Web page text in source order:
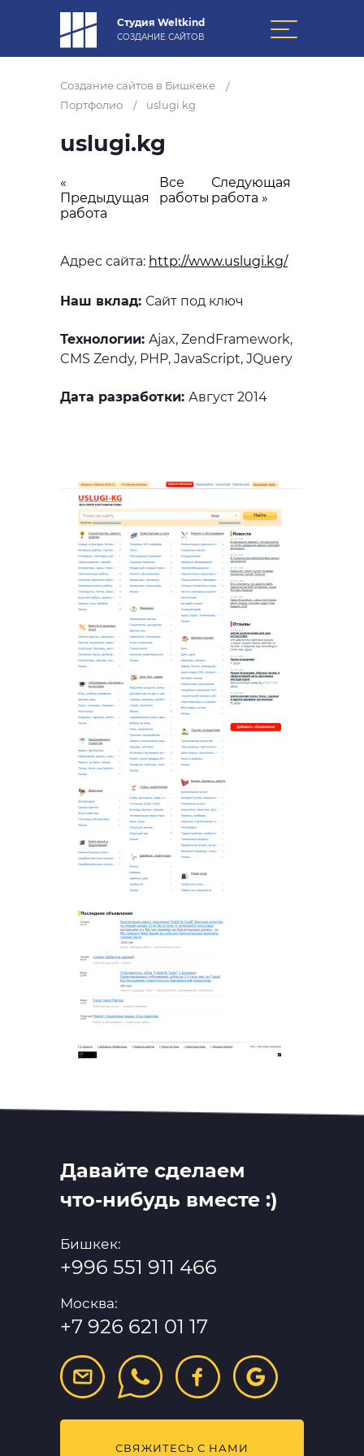
Студия Weltkind
СОЗДАНИЕ САЙТОВ
Создание сайтов в Бишкеке
/
Портфолио
/ uslugi.kg
uslugi.kg
«
Предыдущая
работа
Все
работы
Следующая
работа »
Адрес сайта: http://www.uslugi.kg/
Наш вклад: Сайт под ключ
Технологии: Ajax, ZendFramework,
CMS Zendy, PHP, JavaScript, JQuery
Дата разработки: Август 2014
Давайте сделаем
что-нибудь вместе :)
Бишкек:
+996 551 911 466
Москва:
+7 926 621 01 17
СВЯЖИТЕСЬ С НАМИ